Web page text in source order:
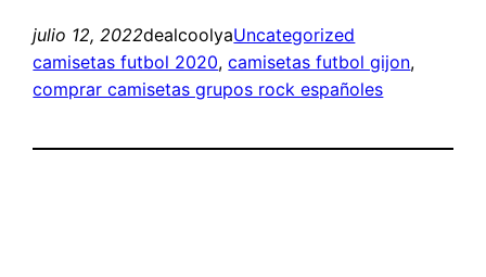
julio 12, 2022dealcoolyaUncategorized
camisetas futbol 2020, camisetas futbol gijon
comprar camisetas grupos rock españoles